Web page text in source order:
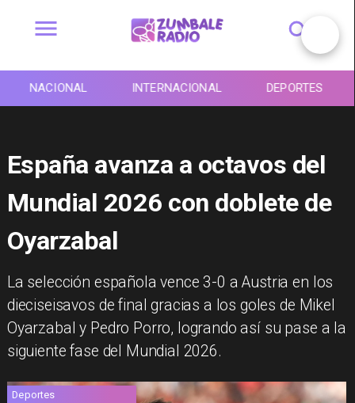
NACIONAL INTERNACIONAL DEPORTES
España avanza a octavos del
Mundial 2026 con doblete de
Oyarzabal
La selección española vence 3-0 a Austria en los
dieciseisavos de final gracias a los goles de Mikel
Oyarzabal y Pedro Porro, logrando así su pase a la
siguiente fase del Mundial 2026.
Deportes